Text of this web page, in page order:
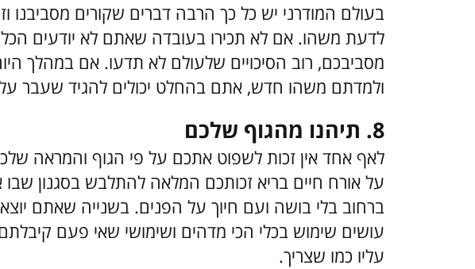
בעולם המודרני יש כל כך הרבה דברים שקורים מסביבנו
לדעת משהו. אם לא תכירו בעובדה שאתם לא יודעים
מסביבכם, רוב הסיכויים שלעולם לא תדעו. אם במהלך
ולמדתם משהו חדש, אתם בהחלט יכולים להגיד שעבר
8. תיהנו מהגוף שלכם
לאף אחד אין זכות לשפוט אתכם על פי הגוף והמראה
על אורח חיים בריא זכותכם המלאה להתלבש בסגנון
ברחוב בלי בושה ועם חיוך על הפנים. בשנייה שאתם
עושים שימוש בכלי הכי מדהים ושימושי שאי פעם
עליו כמו שצריך.